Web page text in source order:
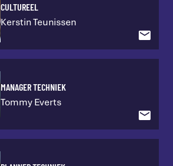
CULTUREEL
Kerstin Teunissen
MANAGER TECHNIEK
Tommy Everts